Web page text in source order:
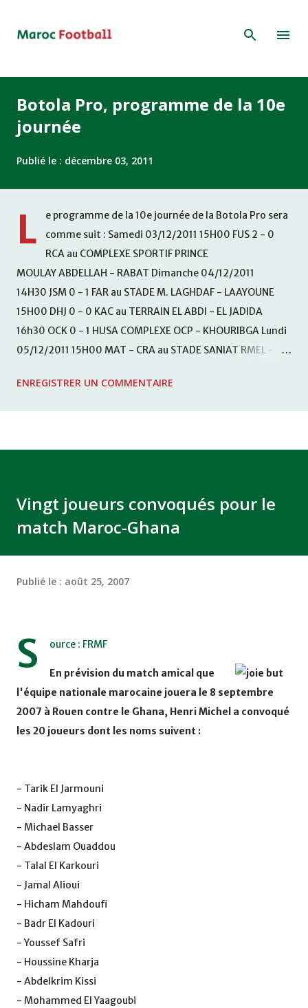
Botola Pro, programme de la 10e
journée
Publié le : décembre 03, 2011
L
e programme de la 10e journée de la Botola Pro sera
comme suit : Samedi 03/12/2011 15H00 FUS 2 - 0
RCA au COMPLEXE SPORTIF PRINCE
MOULAY ABDELLAH - RABAT Dimanche 04/12/2011
14H30 JSM 0 - 1 FAR au STADE M. LAGHDAF - LAAYOUNE
15H00 DHJ 0 - 0 KAC au TERRAIN EL ABDI - EL JADIDA
16h30 OCK 0 - 1 HUSA COMPLEXE OCP - KHOURIBGA Lundi
05/12/2011 15H00 MAT - CRA au STADE SANIAT RMEL -
KHEMISET Mardi 06/12/2011 15H00 WAF - OCS au
ENREGISTRER UN COMMENTAIRE
Vingt joueurs convoqués pour le
match Maroc-Ghana
Publié le : août 25, 2007
S ource : FRMF
En prévision du match amical que
l'équipe nationale marocaine jouera le 8 septembre
2007 à Rouen contre le Ghana, Henri Michel a convoqué
les 20 joueurs dont les noms suivent :
- Tarik El Jarmouni
- Nadir Lamyaghri
- Michael Basser
- Abdeslam Ouaddou
- Talal El Karkouri
- Jamal Alioui
- Hicham Mahdoufi
- Badr El Kadouri
- Youssef Safri
- Houssine Kharja
- Abdelkrim Kissi
- Mohammed El Yaagoubi